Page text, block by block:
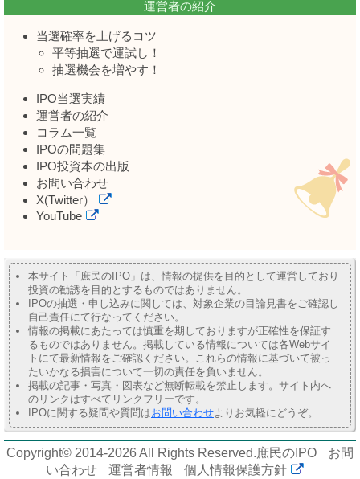
運営者の紹介
当選確率を上げるコツ
平等抽選で運試し！
抽選機会を増やす！
IPO当選実績
運営者の紹介
コラム一覧
IPOの問題集
IPO投資本の出版
お問い合わせ
X(Twitter）
YouTube
本サイト「庶民のIPO」は、情報の提供を目的として運営しており
投資の勧誘を目的とするものではありません。
IPOの抽選・申し込みに関しては、対象企業の目論見書をご確認し
自己責任にて行なってください。
情報の掲載にあたっては慎重を期しておりますが正確性を保証す
るものではありません。掲載している情報については各Webサイ
トにて最新情報をご確認ください。これらの情報に基づいて被っ
たいかなる損害について一切の責任を負いません。
掲載の記事・写真・図表など無断転載を禁止します。サイト内へ
のリンクはすべてリンクフリーです。
IPOに関する疑問や質問はお問い合わせよりお気軽にどうぞ。
Copyright© 2014-2026 All Rights Reserved.庶民のIPO
お問
い合わせ
運営者情報 個人情報保護方針